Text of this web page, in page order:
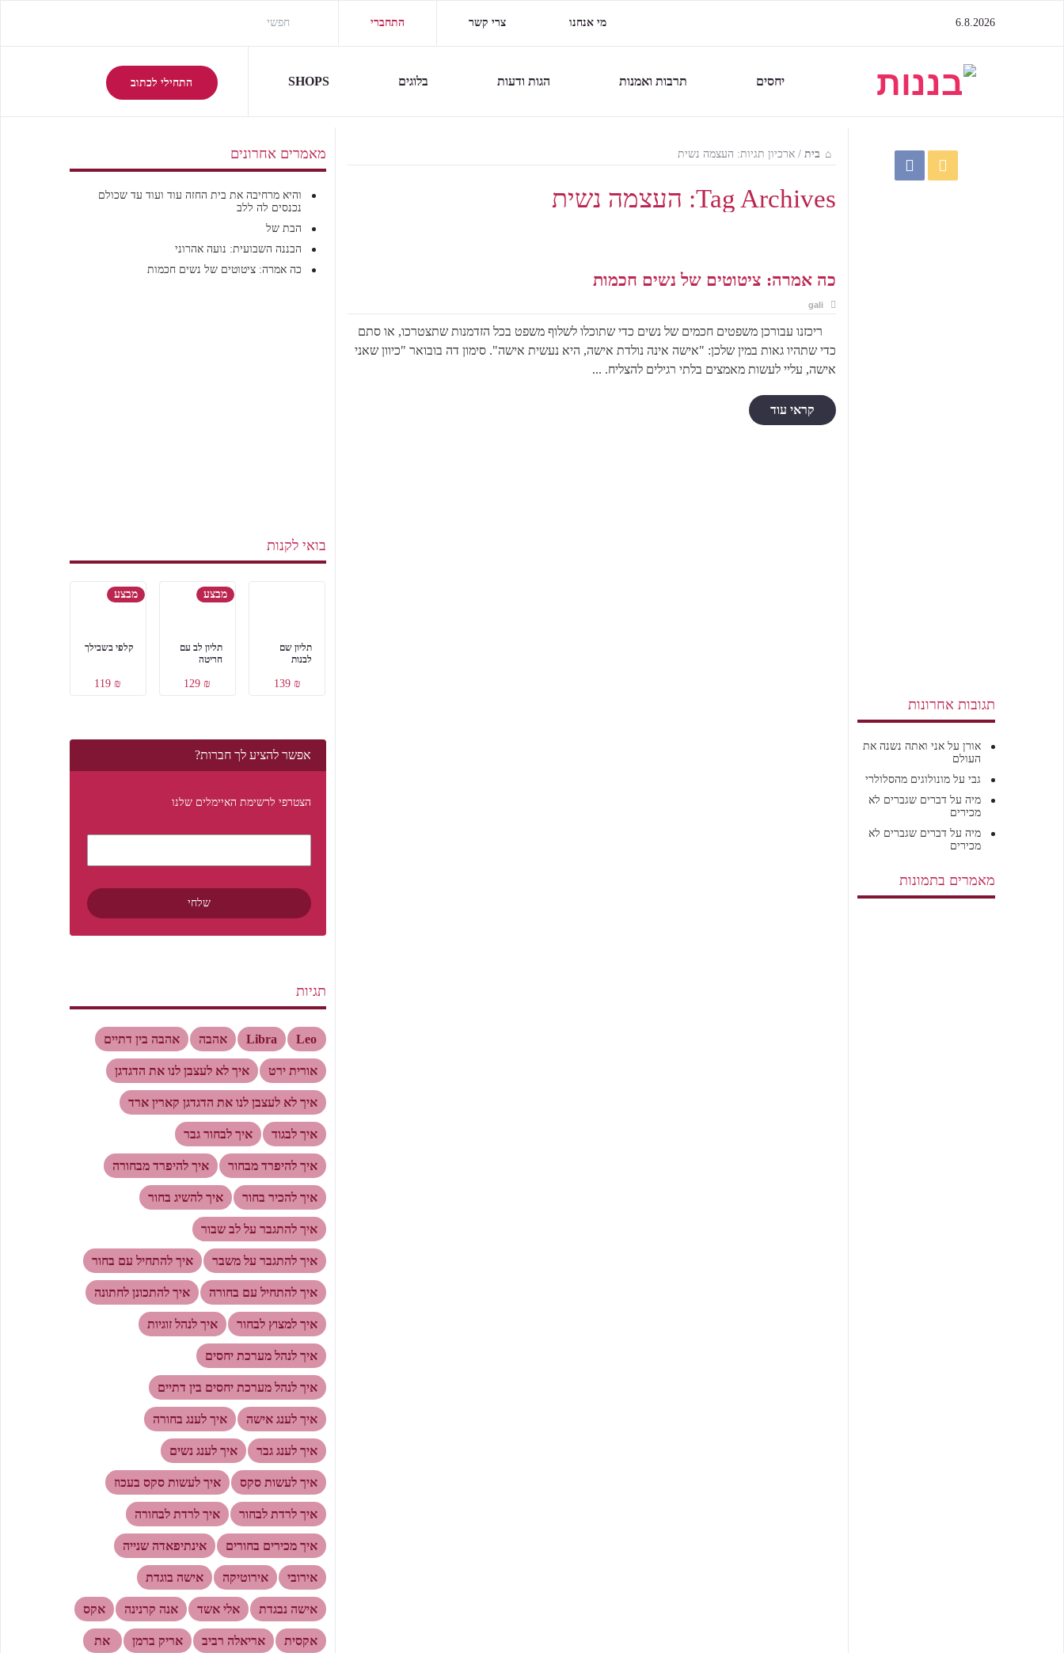
התחברי צרי קשר מי אנחנו 6.8.2026
התחילי לכתוב יחסים תרבות ואמנות הגות ודעות בלוגים SHOPS
מאמרים אחרונים
והיא מרחיבה את בית החזה עוד ועוד עד שכולם
נכנסים לה ללב
הבת של
הבננה השבועית: נועה אהרוני
כה אמרה: ציטוטים של נשים חכמות
בואי לקנות
מבצע
קלפי בשבילך
₪ 119
מבצע
תליון לב עם
חריטה
₪ 129
תליון שם
לבנות
₪ 139
אפשר להציע לך חברות?
הצטרפי לרשימת האיימלים שלנו
תגיות
Leo
Libra אהבה אהבה בין דתיים
אורית ירט איך לא לעצבן לנו את הדגדגן
איך לא לעצבן לנו את הדגדגן קארין ארד
איך לבגוד איך לבחור גבר
איך להיפרד מבחור איך להיפרד מבחורה
איך להכיר בחור איך להשיג בחור
איך להתגבר על לב שבור
איך להתגבר על משבר איך להתחיל עם בחור
איך להתחיל עם בחורה איך להתכונן לחתונה
איך למצוץ לבחור איך לנהל זוגיות
איך לנהל מערכת יחסים
איך לנהל מערכת יחסים בין דתיים
איך לענג אישה איך לענג בחורה
איך לענג גבר איך לענג נשים
איך לעשות סקס איך לעשות סקס בעכוז
איך לרדת לבחור איך לרדת לבחורה
איך מכירים בחורים אינתיפאדה שנייה
אירובי אירוטיקה אישה בוגדת
אישה נבגדת אלי אשד אנה קרנינה אקס
אקסית אריאלה רביב אריק ברמן את
בית /ארכיון תגיות: העצמה נשית
Tag Archives: העצמה נשית
כה אמרה: ציטוטים של נשים חכמות
gali
ריכזנו עבורכן משפטים חכמים של נשים כדי שתוכלו לשלוף משפט בכל הזדמנות שתצטרכו, או סתם
כדי שתהיו גאות במין שלכן: "אישה אינה נולדת אישה, היא נעשית אישה". סימון דה בובואר "כיוון שאני
אישה, עליי לעשות מאמצים בלתי רגילים להצליח. ...
קראי עוד
תגובות אחרונות
אורן עלאני ואתה נשנה את
העולם
גבי עלמונולוגים מהסלולרי
מיה על דברים שגברים לא
מכירים
מיה על דברים שגברים לא
מכירים
מאמרים בתמונות